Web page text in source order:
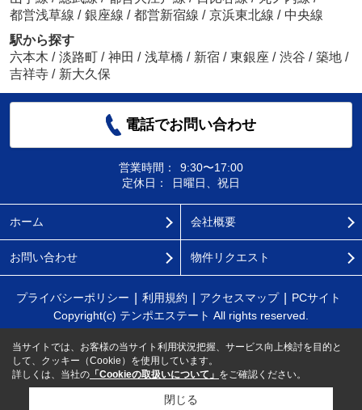
都営浅草線 / 銀座線 / 都営新宿線 / 京浜東北線 / 中央線
駅から探す
六本木 / 淡路町 / 神田 / 浅草橋 / 新宿 / 東銀座 / 渋谷 / 築地 /
吉祥寺 / 新大久保
電話でお問い合わせ
営業時間：
9:30〜17:00
定休日：
日曜日、祝日
ホーム 会社概要
お問い合わせ 物件リクエスト
プライバシーポリシー 利用規約 アクセスマップ
PCサイト
Copyright(c) テンポエステート All rights reserved.
当サイトでは、お客様の当サイト利用状況把握、サービス向上検討を目的と
して、クッキー（Cookie）を使用しています。
詳しくは、当社の 「Cookieの取扱いについて」 をご確認ください。
閉じる